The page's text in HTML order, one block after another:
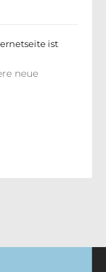
ist
neue